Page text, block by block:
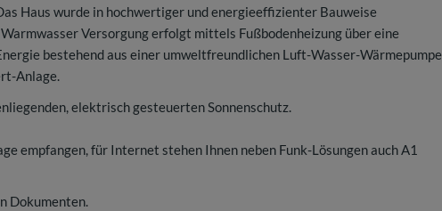
Haus wurde in hochwertiger und energieeffizienter Bauweise
Versorgung erfolgt mittels Fußbodenheizung über eine
bestehend aus einer umweltfreundlichen Luft-Wasser-Wärmepumpe
Anlage.
elektrisch gesteuerten Sonnenschutz.
empfangen, für Internet stehen Ihnen neben Funk-Lösungen auch A1
Dokumenten.